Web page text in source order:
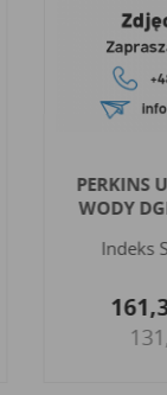
PERKINS
WODY
Indeks